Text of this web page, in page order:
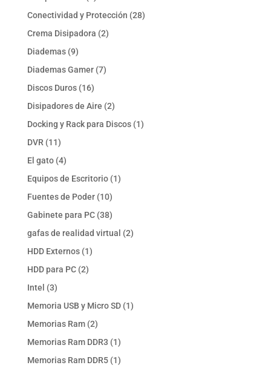
productos
Conectividad y Protección 2828
Crema Disipadora 22
Diademas 99
productos
Diademas Gamer 77
Discos Duros 1616
productos
Disipadores de Aire 22
productos
Docking y Rack para Discos 11
DVR 1111
productos
El gato 44
productos
Equipos de Escritorio 11
Fuentes de Poder 1010
productos
Gabinete para PC 3838
productos
gafas de realidad virtual 22
HDD Externos 11
HDD para PC 22
Intel 33
productos
Memoria USB y Micro SD 11
Memorias Ram 22
productos
Memorias Ram DDR3 11
producto
Memorias Ram DDR5 11